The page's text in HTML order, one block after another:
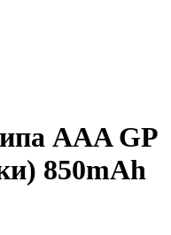
AAA GP
850mAh